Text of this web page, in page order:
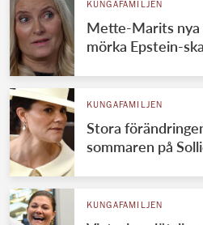
KUNGAFAMILJEN
Mette-Marits nya
mörka Epstein-
KUNGAFAMILJEN
Stora
sommaren på
KUNGAFAMILJEN